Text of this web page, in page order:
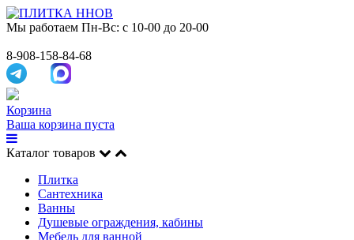
Мы работаем Пн-Вс: с 10-00 до 20-00
8-908-158-84-68
Корзина
Ваша корзина пуста
Каталог товаров
Плитка
Сантехника
Ванны
Душевые ограждения, кабины
Мебель для ванной